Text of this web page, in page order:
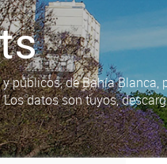
públicos, de Bahía Blanca,
datos son tuyos,